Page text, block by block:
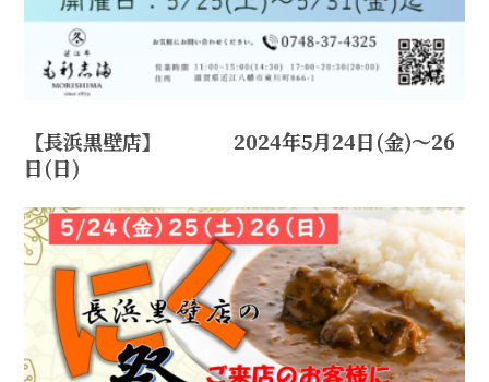
【長浜黒壁店】 2024年5月24日(金)～26
日(日)